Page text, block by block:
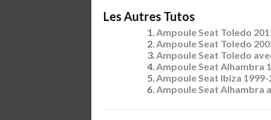
Les Autres Tutos
Ampoule Seat Toledo
Ampoule Seat Toledo
Ampoule Seat Toledo
Ampoule Seat Alhambra
Ampoule Seat Ibiza 1999-
Ampoule Seat Alhambra